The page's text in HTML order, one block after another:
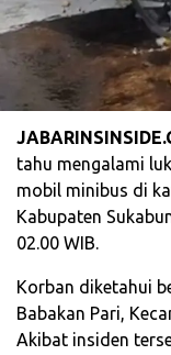
tahu mengalami
mobil minibus di
Kabupaten
02.00 WIB.
Korban diketahui
Babakan Pari,
Akibat insiden